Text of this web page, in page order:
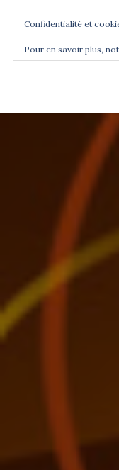
Confidentialité et
Pour en savoir plus,